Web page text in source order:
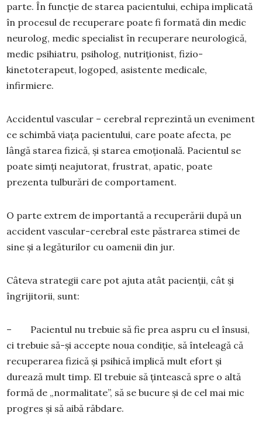
parte. În funcție de starea pacientului, echipa implicată
în procesul de recuperare poate fi formată din medic
neurolog, medic specialist în recuperare neurologică,
medic psihiatru, psiholog, nutriționist, fizio-
kinetoterapeut, logoped, asistente medicale,
infirmiere.
Accidentul vascular – cerebral reprezintă un eveniment
ce schimbă viața pacientului, care poate afecta, pe
lângă starea fizică, și starea emoțională. Pacientul se
poate simți neajutorat, frustrat, apatic, poate
prezenta tulburări de comportament.
O parte extrem de importantă a recuperării după un
accident vascular-cerebral este păstrarea stimei de
sine și a legăturilor cu oamenii din jur.
Câteva strategii care pot ajuta atât pacienții, cât și
îngrijitorii, sunt:
– Pacientul nu trebuie să fie prea aspru cu el însusi,
ci trebuie să-și accepte noua condiție, să înteleagă că
recuperarea fizică și psihică implică mult efort și
durează mult timp. El trebuie să țintească spre o altă
formă de „normalitate”, să se bucure și de cel mai mic
progres și să aibă răbdare.